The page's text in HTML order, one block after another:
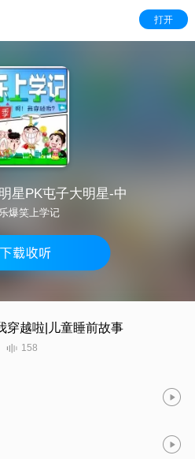
打开
星PK屯子大明星-中
爆笑上学记
穿越啦|儿童睡前故事
158